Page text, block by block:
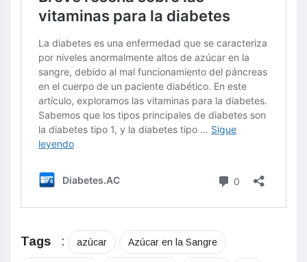
Tags : azúcar Azúcar en la Sangre